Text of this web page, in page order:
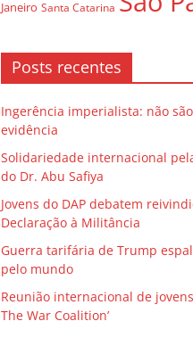
Janeiro Santa Catarina
Posts recentes
Ingerência imperialista: não
evidência
Solidariedade internacional
do Dr. Abu Safiya
Jovens do DAP debatem
Declaração à Militância
Guerra tarifária de Trump
pelo mundo
Reunião internacional de jovens
The War Coalition’